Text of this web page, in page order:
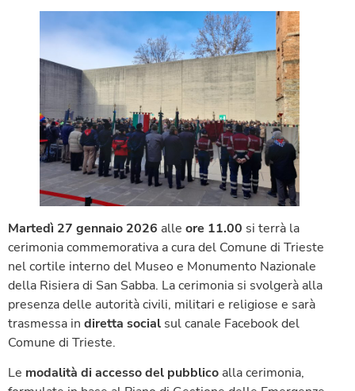
Martedì 27 gennaio 2026 alle ore 11.00 si terrà la
cerimonia commemorativa a cura del Comune di Trieste
nel cortile interno del Museo e Monumento Nazionale
della Risiera di San Sabba. La cerimonia si svolgerà alla
presenza delle autorità civili, militari e religiose e sarà
trasmessa in diretta social sul canale Facebook del
Comune di Trieste.
Le modalità di accesso del pubblico alla cerimonia,